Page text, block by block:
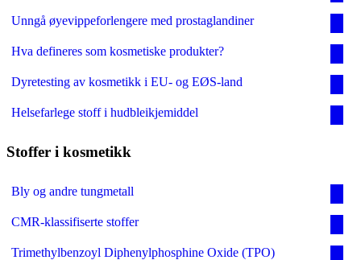
Unngå øyevippeforlengere med prostaglandiner
Hva defineres som kosmetiske produkter?
Dyretesting av kosmetikk i EU- og EØS-land
Helsefarlege stoff i hudbleikjemiddel
Stoffer i kosmetikk
Bly og andre tungmetall
CMR-klassifiserte stoffer
Trimethylbenzoyl Diphenylphosphine Oxide (TPO)